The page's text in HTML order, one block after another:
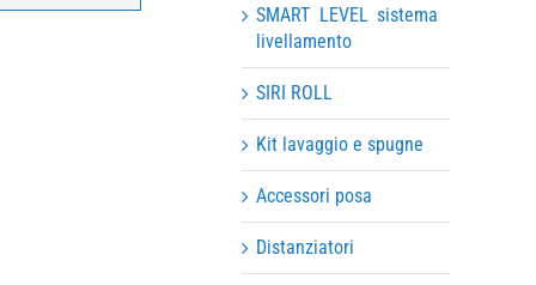
SMART LEVEL sistema
livellamento
SIRI ROLL
Kit lavaggio e spugne
Accessori posa
Distanziatori